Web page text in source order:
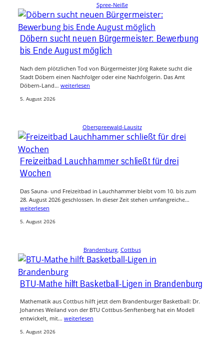
Spree-Neiße
Döbern sucht neuen Bürgermeister: Bewerbung
bis Ende August möglich
Nach dem plötzlichen Tod von Bürgermeister Jörg Rakete sucht die
Stadt Döbern einen Nachfolger oder eine Nachfolgerin. Das Amt
Döbern-Land… weiterlesen
5. August 2026
Oberspreewald-Lausitz
Freizeitbad Lauchhammer schließt für drei
Wochen
Das Sauna- und Freizeitbad in Lauchhammer bleibt vom 10. bis zum
28. August 2026 geschlossen. In dieser Zeit stehen umfangreiche…
weiterlesen
5. August 2026
Brandenburg, Cottbus
BTU-Mathe hilft Basketball-Ligen in Brandenburg
Mathematik aus Cottbus hilft jetzt dem Brandenburger Basketball: Dr.
Johannes Weiland von der BTU Cottbus-Senftenberg hat ein Modell
entwickelt, mit… weiterlesen
5. August 2026